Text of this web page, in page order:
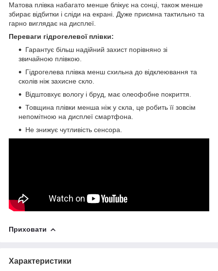
Матова плівка набагато менше блікує на сонці, також менше
збирає відбитки і сліди на екрані. Дуже приємна тактильно та
гарно виглядає на дисплеї.
Переваги гідрогелевої плівки:
Гарантує більш надійний захист порівняно зі
звичайною плівкою.
Гідрогелева плівка менш схильна до відклеювання та
сколів ніж захисне скло.
Відштовхує вологу і бруд, має олеофобне покриття.
Товщина плівки менша ніж у скла, це робить її зовсім
непомітною на дисплеї смартфона.
Не знижує чутливість сенсора.
Приховати
Характеристики